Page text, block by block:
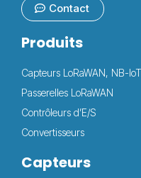
Contact
Produits
Capteurs LoRaWAN, NB-
Passerelles LoRaWAN
Contrôleurs d’E/S
Convertisseurs
Capteurs